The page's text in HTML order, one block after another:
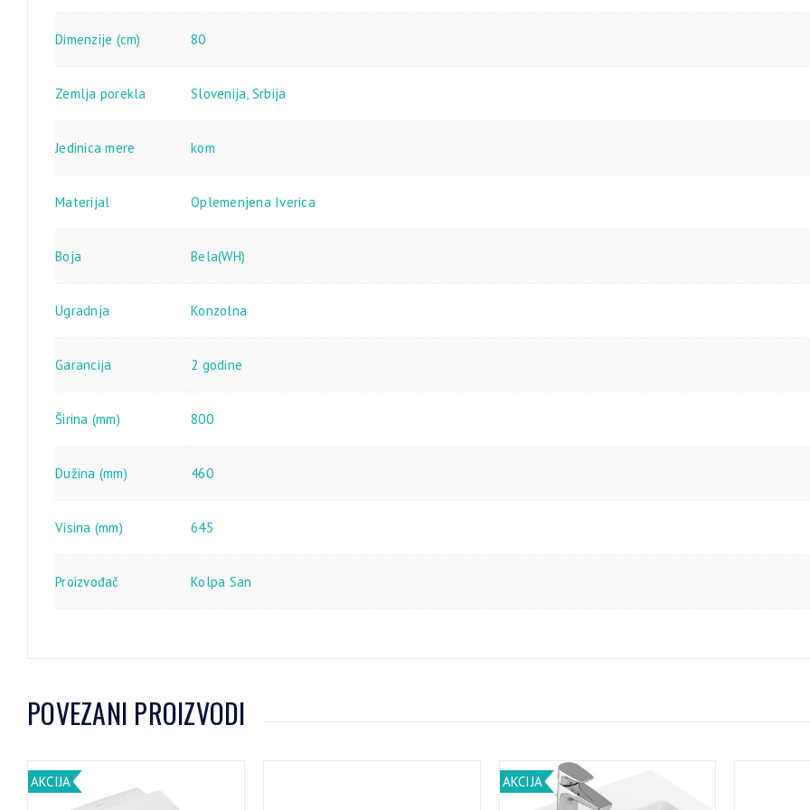
Dimenzije (cm) 80
Zemlja porekla Slovenija, Srbija
Jedinica mere kom
Materijal Oplemenjena Iverica
Boja Bela(WH)
Ugradnja Konzolna
Garancija 2 godine
Širina (mm) 800
Dužina (mm) 460
Visina (mm) 645
Proizvođač Kolpa San
POVEZANI PROIZVODI
AKCIJA AKCIJA